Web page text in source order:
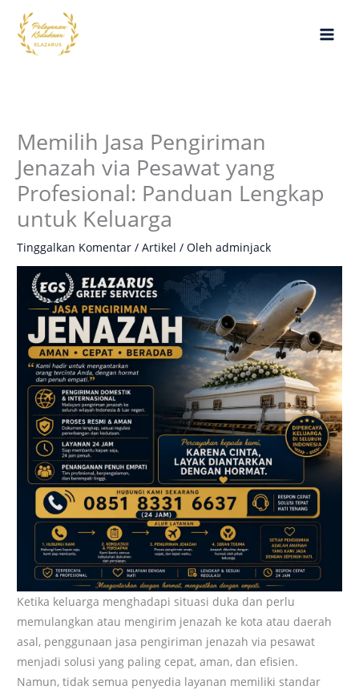
Lewati
konten
Memilih Jasa Pengiriman
Jenazah via Pesawat yang
Profesional: Panduan Lengkap
untuk Keluarga
Tinggalkan Komentar /Artikel / Olehadminjack
Ketika keluarga menghadapi situasi duka dan perlu
memulangkan atau mengirim jenazah ke kota atau daerah
asal, penggunaan jasa pengiriman jenazah via pesawat
menjadi solusi yang paling cepat, aman, dan efisien.
Namun, tidak semua penyedia layanan memiliki standar